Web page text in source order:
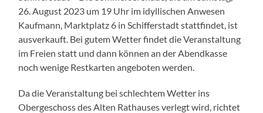
26. August 2023 um 19 Uhr im idyllischen Anwesen
Kaufmann, Marktplatz 6 in Schifferstadt stattfindet, ist
ausverkauft. Bei gutem Wetter findet die Veranstaltung
im Freien statt und dann können an der Abendkasse
noch wenige Restkarten angeboten werden.
Da die Veranstaltung bei schlechtem Wetter ins
Obergeschoss des Alten Rathauses verlegt wird, richtet